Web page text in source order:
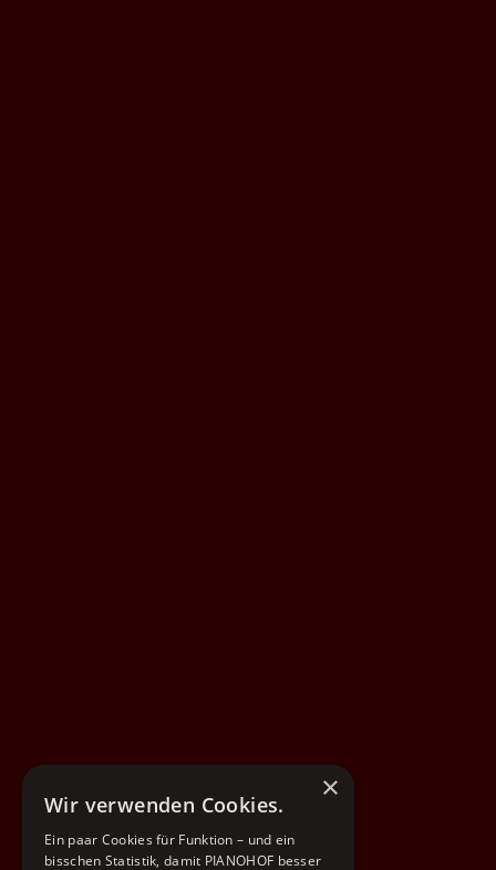
×
Wir verwenden Cookies.
Ein paar Cookies für Funktion – und ein
bisschen Statistik, damit PIANOHOF besser